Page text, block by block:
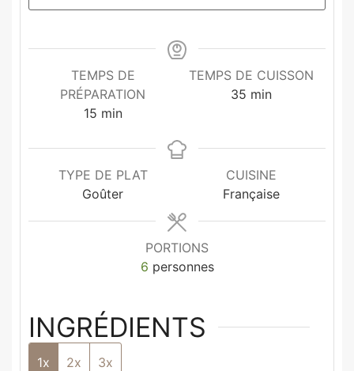
TEMPS DE
PRÉPARATION
15 min
TEMPS DE CUISSON
35 min
TYPE DE PLAT
Goûter
CUISINE
Française
PORTIONS
6 personnes
INGRÉDIENTS
1x 2x 3x